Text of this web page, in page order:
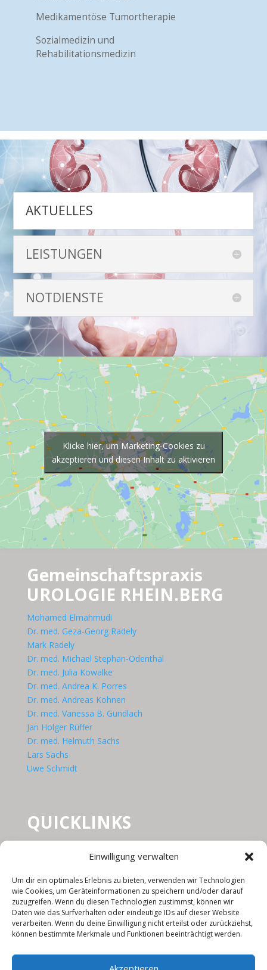
Einwilligung verwalten
Um dir ein optimales Erlebnis zu bieten, verwenden wir Technologien
wie Cookies, um Geräteinformationen zu speichern und/oder darauf
zuzugreifen. Wenn du diesen Technologien zustimmst, können wir
Daten wie das Surfverhalten oder eindeutige IDs auf dieser Website
verarbeiten. Wenn du deine Einwilligung nicht erteilst oder zurückziehst,
können bestimmte Merkmale und Funktionen beeinträchtigt werden.
Medikamentöse Tumortherapie
Sozialmedizin und
Rehabilitationsmedizin
AKTUELLES
LEISTUNGEN
NOTDIENSTE
Klicke hier, um Marketing-Cookies zu
akzeptieren und diesen Inhalt zu aktivieren
Gemeinschaftspraxis
UROLOGIE RHEIN.BERG
Mohamed Elmahmudi
Dr. med. Geza-Georg Radely
Mark Radely
Dr. med. Michael Stephan-Odenthal
Dr. med. Julia Kowalke
Dr. med. Andrea K. Porres
Dr. med. Andreas Kohnen
Dr. med. Vanessa B. Gundlach
Jan Holger Rüffer
Dr. med. Helmuth Sachs
Lars Sachs
Uwe Schmidt
QUICKLINKS
DATENSCHUTZ
Überörtliche Gemeinschaftspraxis UROLOGIE